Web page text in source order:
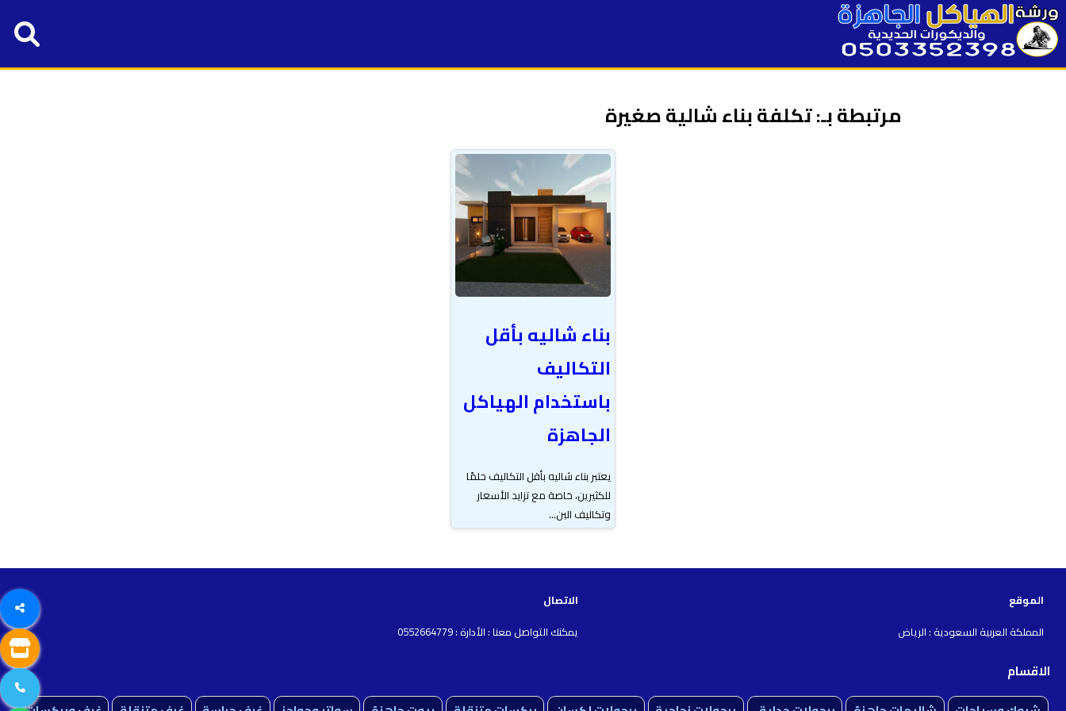
مرتبطة بـ: تكلفة بناء شالية صغيرة
بناء شاليه بأقل
التكاليف
باستخدام الهياكل
الجاهزة
يعتبر بناء شاليه بأقل التكاليف حلمًا
للكثيرين، خاصة مع تزايد الأسعار
وتكاليف البن...
الموقع
الاتصال
المملكة العربية السعودية : الرياض
يمكنك التواصل معنا : الأدارة : 0552664779
الاقسام